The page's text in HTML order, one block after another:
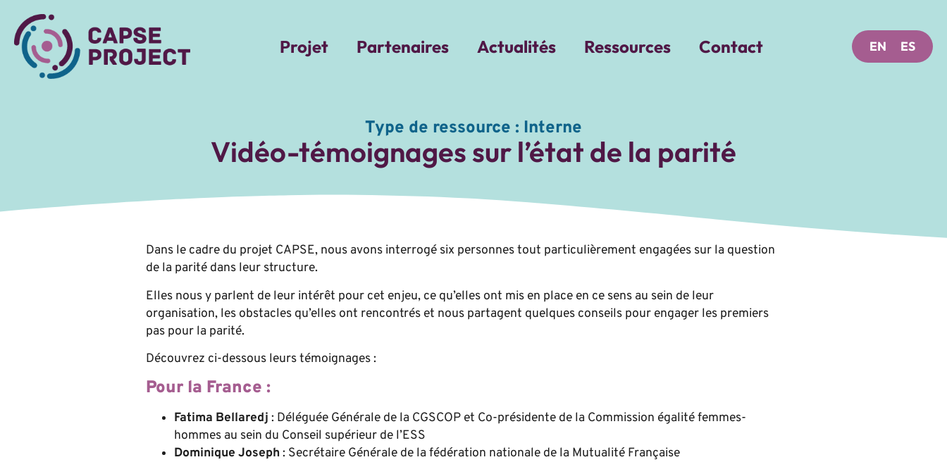
Projet Partenaires Actualités Ressources Contact EN ES
Type de ressource : Interne
Vidéo-témoignages sur l’état de la parité
Dans le cadre du projet CAPSE, nous avons interrogé six personnes tout particulièrement engagées sur la question
de la parité dans leur structure.
Elles nous y parlent de leur intérêt pour cet enjeu, ce qu’elles ont mis en place en ce sens au sein de leur
organisation, les obstacles qu’elles ont rencontrés et nous partagent quelques conseils pour engager les premiers
pas pour la parité.
Découvrez ci-dessous leurs témoignages :
Pour la France :
Fatima Bellaredj : Déléguée Générale de la CGSCOP et Co-présidente de la Commission égalité femmes-
hommes au sein du Conseil supérieur de l’ESS
Dominique Joseph: Secrétaire Générale de la fédération nationale de la Mutualité Française